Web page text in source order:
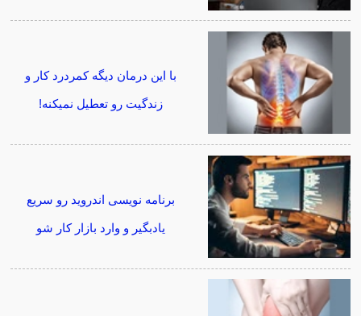
با این درمان دیگه کمردرد کار و
زندگیت رو تعطیل نمیکنه!
برنامه نویسی اندروید رو سریع
یادبگیر و وارد بازار کار شو